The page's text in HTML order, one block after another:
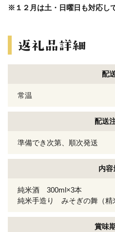
※１２月は土・日曜日も対応し
配
常温
配送
準備でき次第、順次発送
内容
純米酒 300ml×3本
純米手造り みそぎの舞（精
賞味